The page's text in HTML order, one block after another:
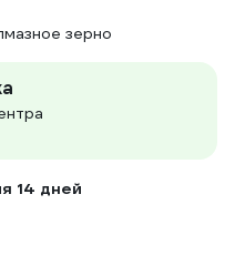
зерно
14 дней